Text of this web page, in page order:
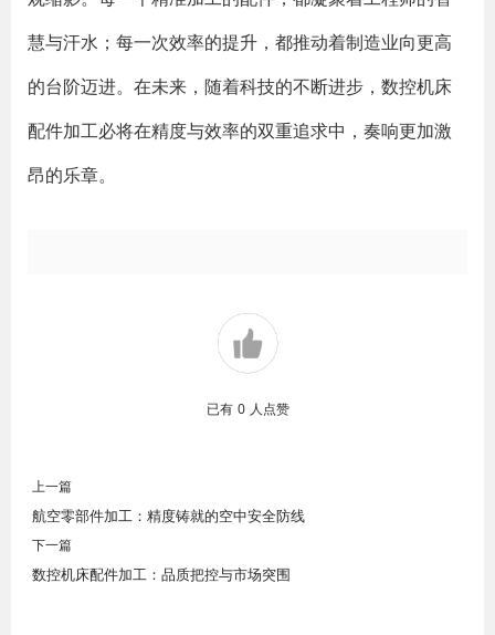
慧与汗水；每一次效率的提升，都推动着制造业向更高
的台阶迈进。在未来，随着科技的不断进步，数控机床
配件加工必将在精度与效率的双重追求中，奏响更加激
昂的乐章。
已有 0 人点赞
上一篇
航空零部件加工：精度铸就的空中安全防线
下一篇
数控机床配件加工：品质把控与市场突围